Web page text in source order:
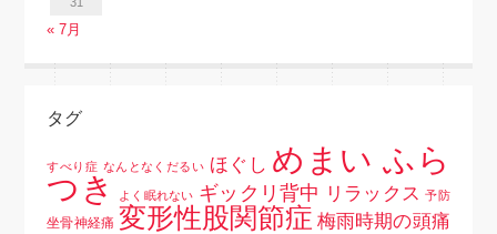
« 7月
タグ
すべり症 なんとなくだるい ほぐし めまい ふら
つき
よく眠れない ギックリ背中 リラックス 予防
坐骨神経痛 変形性股関節症 梅雨時期の頭痛